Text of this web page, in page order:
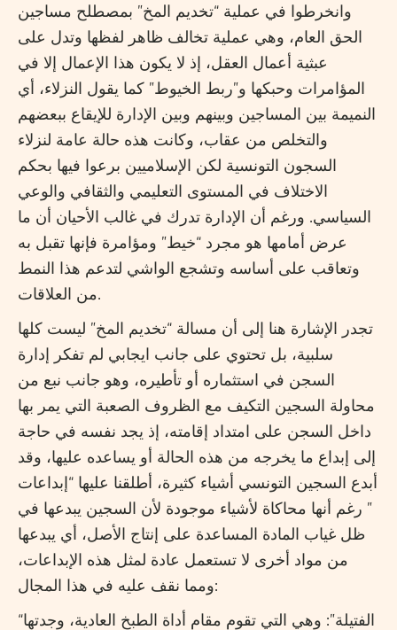
وانخرطوا في عملية “تخديم المخ” بمصطلح مساجين
الحق العام، وهي عملية تخالف ظاهر لفظها وتدل على
عبثية أعمال العقل، إذ لا يكون هذا الإعمال إلا في
المؤامرات وحبكها و”ربط الخيوط” كما يقول النزلاء، أي
النميمة بين المساجين وبينهم وبين الإدارة للإيقاع ببعضهم
والتخلص من عقاب، وكانت هذه حالة عامة لنزلاء
السجون التونسية لكن الإسلاميين برعوا فيها بحكم
الاختلاف في المستوى التعليمي والثقافي والوعي
السياسي. ورغم أن الإدارة تدرك في غالب الأحيان أن ما
عرض أمامها هو مجرد “خيط” ومؤامرة فإنها تقبل به
وتعاقب على أساسه وتشجع الواشي لتدعم هذا النمط
من العلاقات.
تجدر الإشارة هنا إلى أن مسالة “تخديم المخ” ليست كلها
سلبية، بل تحتوي على جانب ايجابي لم تفكر إدارة
السجن في استثماره أو تأطيره، وهو جانب نبع من
محاولة السجين التكيف مع الظروف الصعبة التي يمر بها
داخل السجن على امتداد إقامته، إذ يجد نفسه في حاجة
إلى إبداع ما يخرجه من هذه الحالة أو يساعده عليها، وقد
أبدع السجين التونسي أشياء كثيرة، أطلقنا عليها “إبداعات
” رغم أنها محاكاة لأشياء موجودة لأن السجين يبدعها في
ظل غياب المادة المساعدة على إنتاج الأصل، أي يبدعها
من مواد أخرى لا تستعمل عادة لمثل هذه الإبداعات،
ومما نقف عليه في هذا المجال:
“الفتيلة”: وهي التي تقوم مقام أداة الطبخ العادية، وجدتها